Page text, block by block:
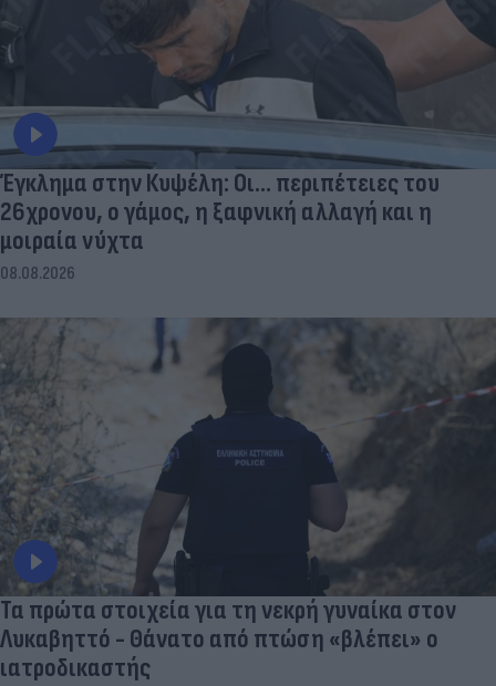
Έγκλημα στην Κυψέλη: Οι... περιπέτειες του
26χρονου, ο γάμος, η ξαφνική αλλαγή και η
μοιραία νύχτα
08.08.2026
Τα πρώτα στοιχεία για τη νεκρή γυναίκα στον
Λυκαβηττό - Θάνατο από πτώση «βλέπει» ο
ιατροδικαστής